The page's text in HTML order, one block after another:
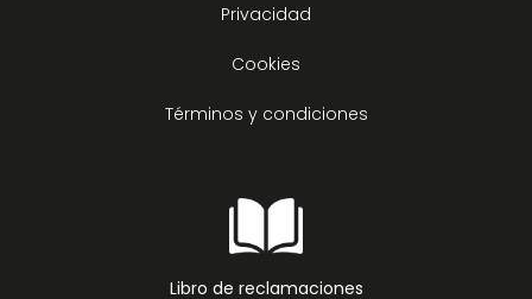
Privacidad
Cookies
Términos y condiciones
Libro de reclamaciones